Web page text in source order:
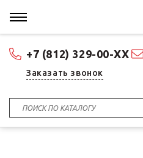
+7 (812) 329-00-XX
Заказать звонок